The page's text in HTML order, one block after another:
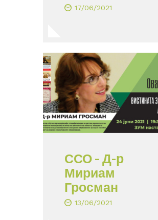
17/06/2021
ССО – Д-р
Мириам
Гросман
13/06/2021